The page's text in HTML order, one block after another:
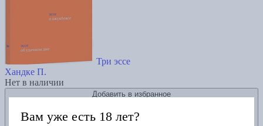
Три эссе
Хандке П.
Нет в наличии
Добавить в избранное
Вам уже есть 18 лет?